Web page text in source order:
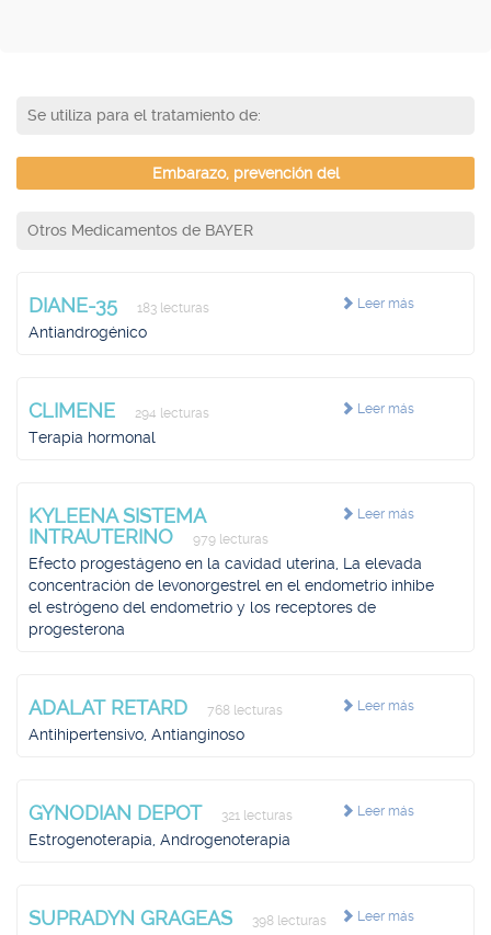
Se utiliza para el tratamiento de:
Embarazo, prevención del
Otros Medicamentos de BAYER
Leer más
DIANE-35 183 lecturas
Antiandrogénico
Leer más
CLIMENE 294 lecturas
Terapia hormonal
Leer más
KYLEENA SISTEMA
INTRAUTERINO
979 lecturas
Efecto progestágeno en la cavidad uterina, La elevada
concentración de levonorgestrel en el endometrio inhibe
el estrógeno del endometrio y los receptores de
progesterona
Leer más
ADALAT RETARD 768 lecturas
Antihipertensivo, Antianginoso
Leer más
GYNODIAN DEPOT 321 lecturas
Estrogenoterapia, Androgenoterapia
Leer más
SUPRADYN GRAGEAS 398 lecturas